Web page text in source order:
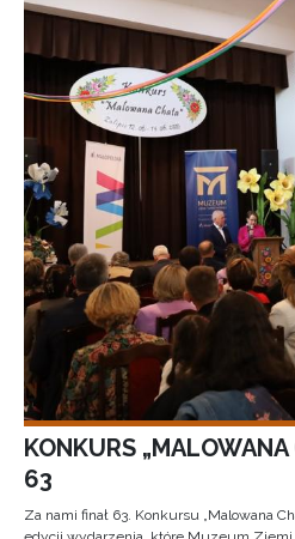
KONKURS
63
Za nami finał 63. Konkursu „Malowana